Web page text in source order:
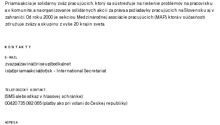
Priama akcia je solidárny zväz pracujúcich, ktorý sa sústreďuje na riešenie problémov na pracovisku
a v komunite, a na organizovanie solidárnych akcií za práva a požiadavky pracujúcich na Slovensku aj v
zahraničí. Od roku 2000 je sekciou Medzinárodnej asociácie pracujúcich (MAP), ktorá v súčasnosti
združuje zväzy a skupiny z vyše 20 krajín sveta.
KONTAKTY
E-MAIL
zvazpa(zavináč)riseup(bodka)net
is(at)priamaakcia(dot)sk - International Secretariat
TELEFONICKÝ KONTAKT
(SMS alebo odkaz v hlasovej schránke):
00420 735 082 065 (platby ako pri volaní do Českej republiky)
ADRESA